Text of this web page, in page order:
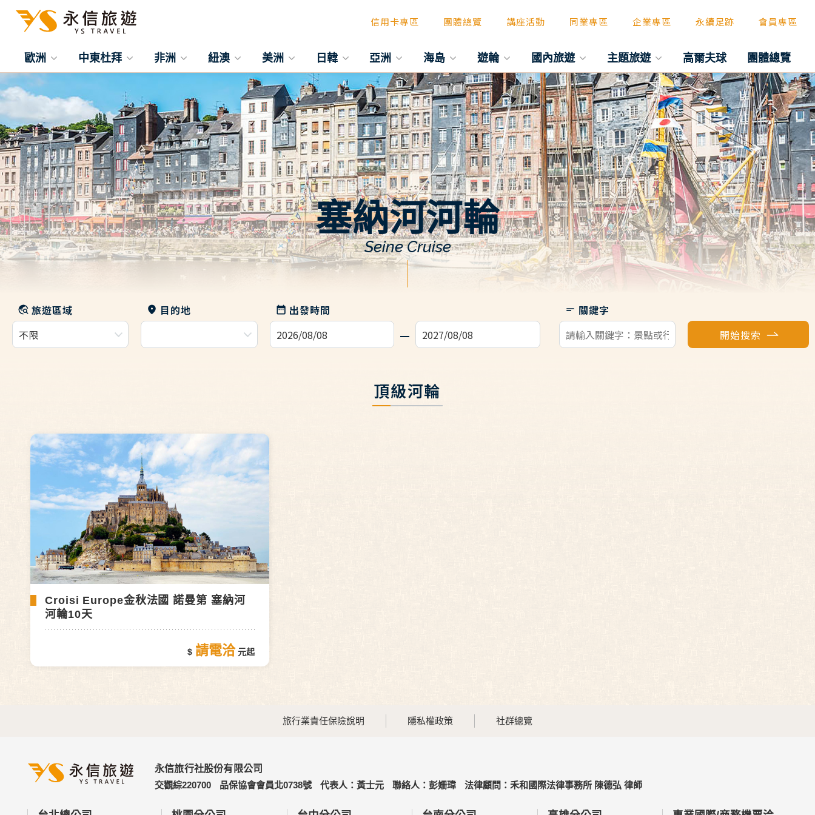
信用卡專區 團體總覽 講座活動 同業專區 企業專區 永續足跡 會員專區
歐洲 中東杜拜 非洲 紐澳 美洲 日韓 亞洲 海島 遊輪 國內旅遊 主題旅遊 高爾夫球 團體總覽
塞納河河輪
Seine Cruise
旅遊區域 目的地 出發時間
關鍵字
開始搜索
頂級河輪
Croisi Europe金秋法國 諾曼第 塞納河
河輪10天
請電洽
旅行業責任保險說明 隱私權政策 社群總覽
永信旅行社股份有限公司
交觀綜220700
品保協會會員北0738號 代表人：黃士元 聯絡人：彭姍瑋 法律顧問：禾和國際法律事務所 陳德弘 律師